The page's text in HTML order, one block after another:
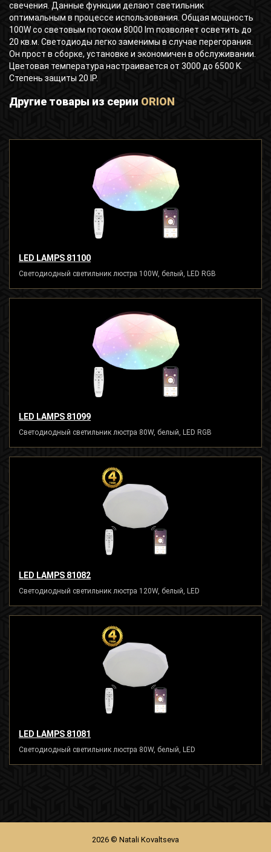
свечения. Данные функции делают светильник
оптимальным в процессе использования. Общая мощность
100W со световым потоком 8000 lm позволяет осветить до
20 кв.м. Светодиоды легко заменимы в случае перегорания.
Он прост в сборке, установке и экономичен в обслуживании.
Цветовая температура настраивается от 3000 до 6500 K.
Степень защиты 20 IP.
Другие товары из серии ORION
LED LAMPS 81100
Светодиодный светильник люстра 100W, белый, LED RGB
LED LAMPS 81099
Светодиодный светильник люстра 80W, белый, LED RGB
LED LAMPS 81082
Светодиодный светильник люстра 120W, белый, LED
LED LAMPS 81081
Светодиодный светильник люстра 80W, белый, LED
2026 © Natali Kovaltseva